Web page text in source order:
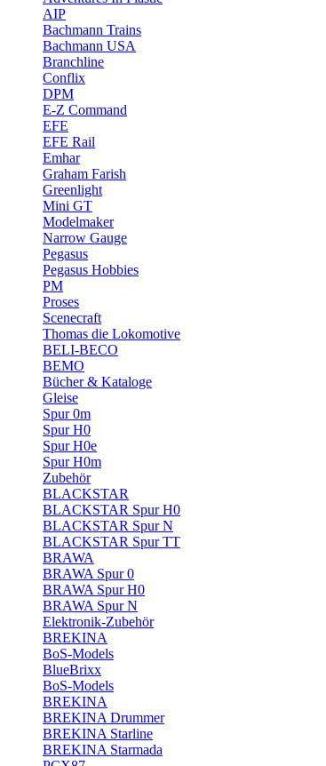
AIP
Bachmann Trains
Bachmann USA
Branchline
Conflix
DPM
E-Z Command
EFE
EFE Rail
Emhar
Graham Farish
Greenlight
Mini GT
Modelmaker
Narrow Gauge
Pegasus
Pegasus Hobbies
PM
Proses
Scenecraft
Thomas die Lokomotive
BELI-BECO
BEMO
Bücher & Kataloge
Gleise
Spur 0m
Spur H0
Spur H0e
Spur H0m
Zubehör
BLACKSTAR
BLACKSTAR Spur H0
BLACKSTAR Spur N
BLACKSTAR Spur TT
BRAWA
BRAWA Spur 0
BRAWA Spur H0
BRAWA Spur N
Elektronik-Zubehör
BREKINA
BoS-Models
BlueBrixx
BoS-Models
BREKINA
BREKINA Drummer
BREKINA Starline
BREKINA Starmada